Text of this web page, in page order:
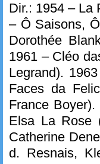
Dir.: 1954 – La
– Ô Saisons,
Dorothée
1961 – Cléo
Legrand).
Faces da
France
Elsa La Rose
Catherine
d. Resnais,